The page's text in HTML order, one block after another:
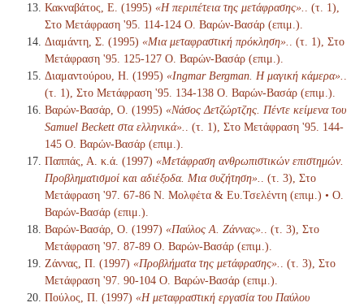
Κακναβάτος, Ε. (1995) «Η περιπέτεια της μετάφρασης».
. (τ. 1),
Στο Μετάφραση '95. 114-124 Ο. Βαρών-Βασάρ (επιμ.).
Διαμάντη, Σ. (1995) «Μια μεταφραστική πρόκληση».
. (τ. 1), Στο
Μετάφραση '95. 125-127 Ο. Βαρών-Βασάρ (επιμ.).
Διαμαντούρου, Η. (1995) «Ingmar Bergman. Η μαγική κάμερα».
(τ. 1), Στο Μετάφραση '95. 134-138 Ο. Βαρών-Βασάρ (επιμ.).
Βαρών-Βασάρ, Ο. (1995) «Νάσος Δετζώρτζης. Πέντε κείμενα του
Samuel Beckett στα ελληνικά».
. (τ. 1), Στο Μετάφραση '95. 144-
145 Ο. Βαρών-Βασάρ (επιμ.).
Παππάς, Α. κ.ά. (1997) «Μετάφραση ανθρωπιστικών επιστημών.
Προβληματισμοί και αδιέξοδα. Μια συζήτηση».
. (τ. 3), Στο
Μετάφραση '97. 67-86 Ν. Μολφέτα & Ευ.Τσελέντη (επιμ.) • Ο.
Βαρών-Βασάρ (επιμ.).
Βαρών-Βασάρ, Ο. (1997) «Παύλος Α. Ζάννας».
. (τ. 3), Στο
Μετάφραση '97. 87-89 Ο. Βαρών-Βασάρ (επιμ.).
Ζάννας, Π. (1997) «Προβλήματα της μετάφρασης».
. (τ. 3), Στο
Μετάφραση '97. 90-104 Ο. Βαρών-Βασάρ (επιμ.).
Πούλος, Π. (1997) «Η μεταφραστική εργασία του Παύλου